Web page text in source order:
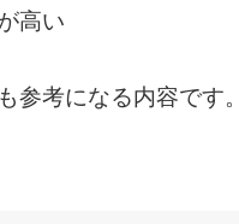
高い
参考になる内容です。